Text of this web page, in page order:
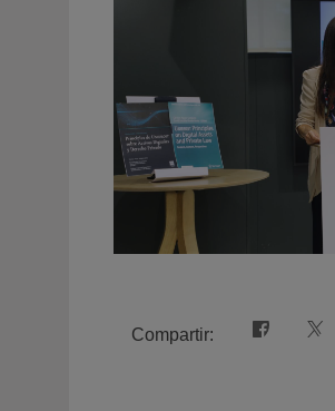
Compartir: